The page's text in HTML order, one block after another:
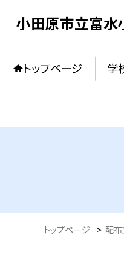
小田原市立富水
トップページ 学
トップページ > 配